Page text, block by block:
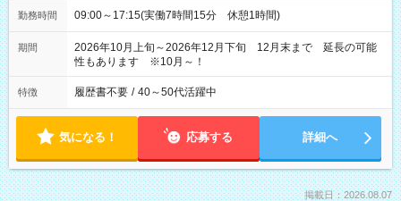
勤務時間 09:00～17:15(実働7時間15分 休憩1時間)
期間
2026年10月上旬～2026年12月下旬 12月末まで 延長の可能
性もあります ※10月～！
特徴 履歴書不要 / 40～50代活躍中
気になる！ 応募する 詳細へ
掲載日：2026.08.07